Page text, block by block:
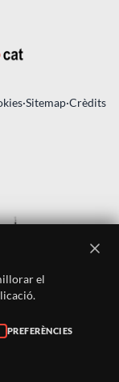
·Sitemap·Crèdits
el
PREFERÈNCIES